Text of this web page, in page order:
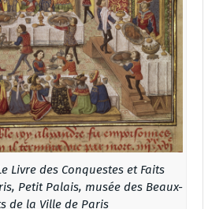
Livre des Conquestes et Faits
Petit Palais, musée des Beaux-
de la Ville de Paris